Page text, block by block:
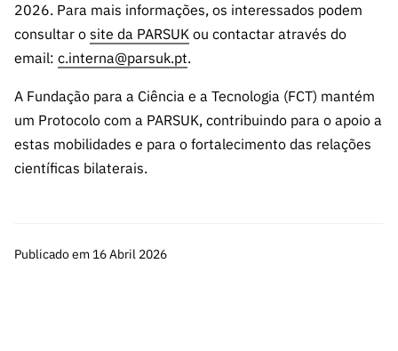
2026. Para mais informações, os interessados podem
consultar o site da PARSUK ou contactar através do
email: c.interna@parsuk.pt.
A Fundação para a Ciência e a Tecnologia (FCT) mantém
um Protocolo com a PARSUK, contribuindo para o apoio a
estas mobilidades e para o fortalecimento das relações
científicas bilaterais.
Publicado em 16 Abril 2026